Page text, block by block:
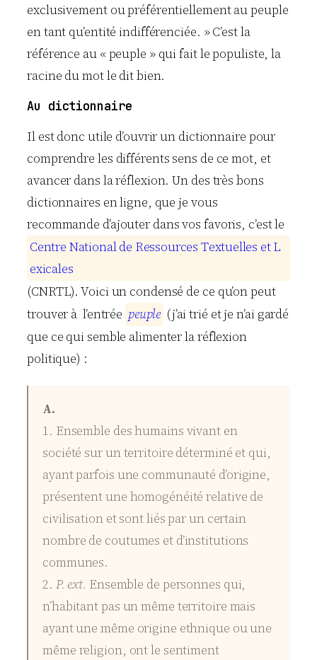
exclusivement ou préférentiellement au peuple
en tant qu’entité indifférenciée. » C’est la
référence au « peuple » qui fait le populiste, la
racine du mot le dit bien.
Au dictionnaire
Il est donc utile d’ouvrir un dictionnaire pour
comprendre les différents sens de ce mot, et
avancer dans la réflexion. Un des très bons
dictionnaires en ligne, que je vous
recommande d’ajouter dans vos favoris, c’est le
Centre Nationalde Ressources Textuelles etL
exicales
(CNRTL). Voici un condensé de ce qu’on peut
trouver à l’entrée peuple (j’ai trié et je n’ai gardé
que ce qui semble alimenter la réflexion
politique) :
A.
1. Ensemble des humains vivant en
société sur un territoire déterminé et qui,
ayant parfois une communauté d’origine,
présentent une homogénéité relative de
civilisation et sont liés par un certain
nombre de coutumes et d’institutions
communes.
2. P. ext. Ensemble de personnes qui,
n’habitant pas un même territoire mais
ayant une même origine ethnique ou une
même religion, ont le sentiment